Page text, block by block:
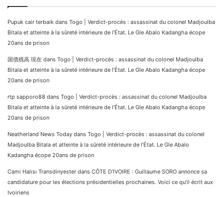
Pupuk cair terbaik dans Togo | Verdict-procès : assassinat du colonel Madjoulba
Bitala et atteinte à la sûreté intérieure de l’État. Le Gle Abalo Kadangha écope
20ans de prison
国債残高 現在 dans Togo | Verdict-procès : assassinat du colonel Madjoulba
Bitala et atteinte à la sûreté intérieure de l’État. Le Gle Abalo Kadangha écope
20ans de prison
rtp sapporo88 dans Togo | Verdict-procès : assassinat du colonel Madjoulba
Bitala et atteinte à la sûreté intérieure de l’État. Le Gle Abalo Kadangha écope
20ans de prison
Neatherland News Today dans Togo | Verdict-procès : assassinat du colonel
Madjoulba Bitala et atteinte à la sûreté intérieure de l’État. Le Gle Abalo
Kadangha écope 20ans de prison
Cami Halısı Transdinyester dans CÔTE D’IVOIRE : Guillaume SORO annonce sa
candidature pour les élections présidentielles prochaines. Voici ce qu’il écrit aux
Ivoiriens